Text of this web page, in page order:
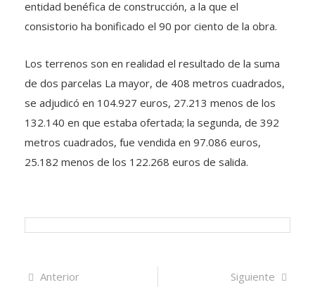
entidad benéfica de construcción, a la que el
consistorio ha bonificado el 90 por ciento de la obra.
Los terrenos son en realidad el resultado de la suma
de dos parcelas La mayor, de 408 metros cuadrados,
se adjudicó en 104.927 euros, 27.213 menos de los
132.140 en que estaba ofertada; la segunda, de 392
metros cuadrados, fue vendida en 97.086 euros,
25.182 menos de los 122.268 euros de salida.
Navegación
AnteriorArtículo
Siguiente